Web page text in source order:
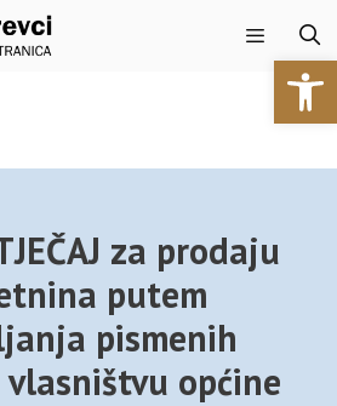
Izbornik
za prodaju
putem
pismenih
općine